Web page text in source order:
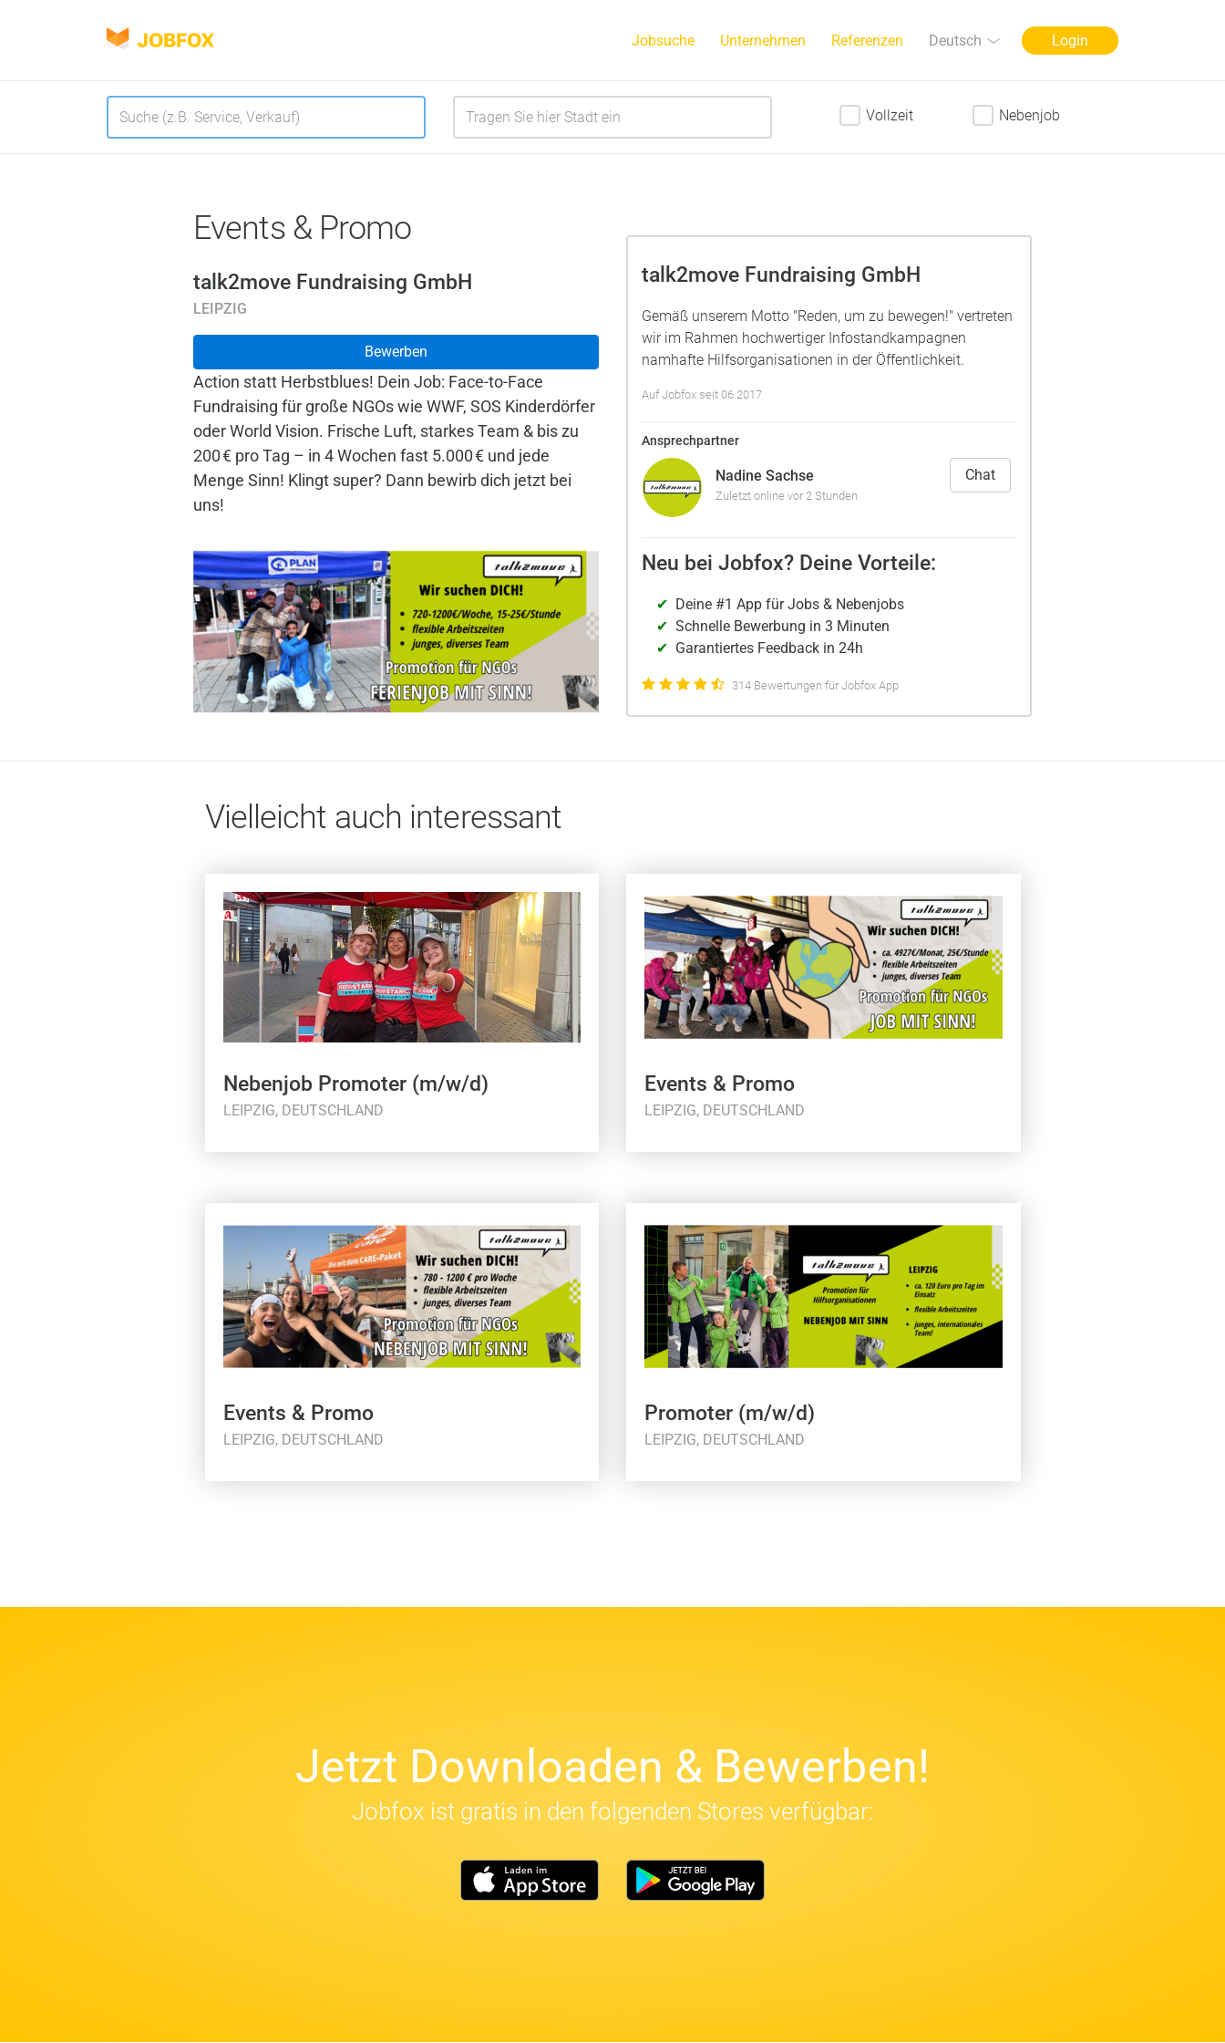
JOBFOX Navigation
Sprache Jobsuche Unternehmen Referenzen Sprache
Deutsch Login
Vollzeit Nebenjob
Events & Promo
talk2move Fundraising GmbH
LEIPZIG
Bewerben
Action statt Herbstblues! Dein Job: Face-to-Face
Fundraising für große NGOs wie WWF, SOS Kinderdörfer
oder World Vision. Frische Luft, starkes Team & bis zu
200 € pro Tag – in 4 Wochen fast 5.000 € und jede
Menge Sinn! Klingt super? Dann bewirb dich jetzt bei
uns!
talk2move Fundraising GmbH
Gemäß unserem Motto "Reden, um zu bewegen!" vertreten
wir im Rahmen hochwertiger Infostandkampagnen
namhafte Hilfsorganisationen in der Öffentlichkeit.
Auf Jobfox seit 06.2017
Ansprechpartner
Nadine Sachse
Zuletzt online vor 2 Stunden
Chat
Neu bei Jobfox? Deine Vorteile:
Deine #1 App für Jobs & Nebenjobs
Schnelle Bewerbung in 3 Minuten
Garantiertes Feedback in 24h
314 Bewertungen für Jobfox App
Vielleicht auch interessant
Nebenjob Promoter (m/w/d)
LEIPZIG, DEUTSCHLAND
Events & Promo
LEIPZIG, DEUTSCHLAND
Events & Promo
LEIPZIG, DEUTSCHLAND
Promoter (m/w/d)
LEIPZIG, DEUTSCHLAND
Jetzt Downloaden & Bewerben!
Jobfox ist gratis in den folgenden Stores verfügbar: